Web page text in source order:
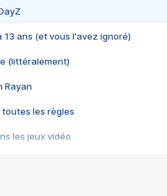
13 ans (et vous l'avez ignoré)
(littéralement)
Rayan
toutes les règles
les jeux vidéo